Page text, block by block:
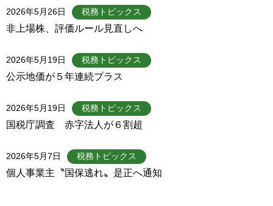
2026年5月26日 税務トピックス
非上場株、評価ルール見直しへ
2026年5月19日 税務トピックス
公示地価が５年連続プラス
2026年5月19日 税務トピックス
国税庁調査 赤字法人が６割超
2026年5月7日 税務トピックス
個人事業主〝国保逃れ〟是正へ通知